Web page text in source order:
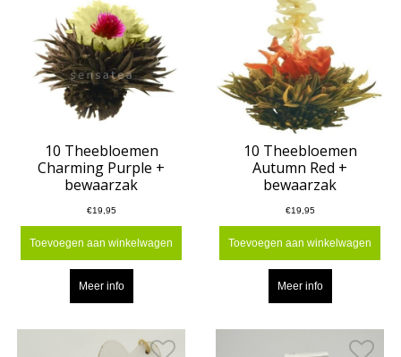
10 Theebloemen
Charming Purple +
bewaarzak
€19,95
Toevoegen aan winkelwagen
Meer info
10 Theebloemen
Autumn Red +
bewaarzak
€19,95
Toevoegen aan winkelwagen
Meer info